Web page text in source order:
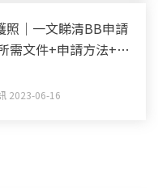
照｜一文睇清BB申請
需文件+申請方法+照
2023-06-16